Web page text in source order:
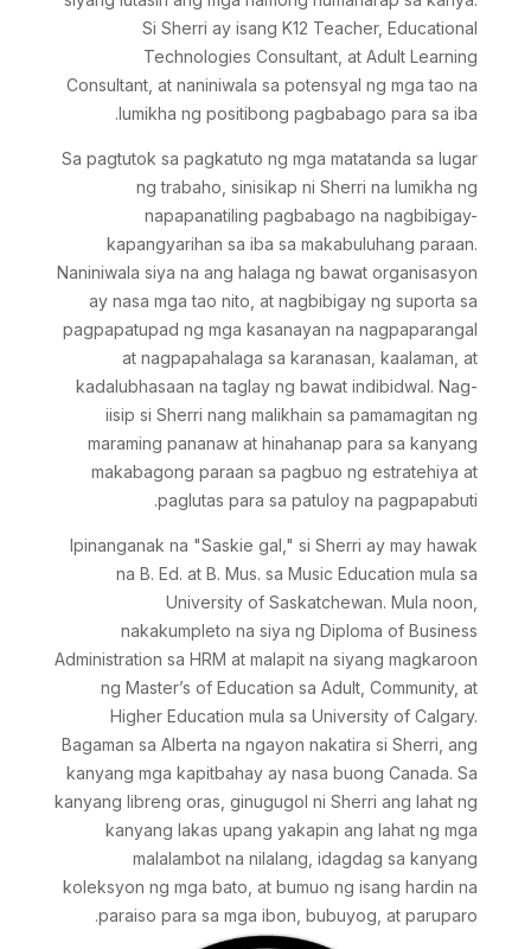
Si Sherri ay isang K12 Teacher, Educational
Technologies Consultant, at Adult Learning
Consultant, at naniniwala sa potensyal ng mga tao na
lumikha ng positibong pagbabago para sa iba.
Sa pagtutok sa pagkatuto ng mga matatanda sa lugar
ng trabaho, sinisikap ni Sherri na lumikha ng
napapanatiling pagbabago na nagbibigay-
kapangyarihan sa iba sa makabuluhang paraan.
Naniniwala siya na ang halaga ng bawat organisasyon
ay nasa mga tao nito, at nagbibigay ng suporta sa
pagpapatupad ng mga kasanayan na nagpaparangal
at nagpapahalaga sa karanasan, kaalaman, at
kadalubhasaan na taglay ng bawat indibidwal. Nag-
iisip si Sherri nang malikhain sa pamamagitan ng
maraming pananaw at hinahanap para sa kanyang
makabagong paraan sa pagbuo ng estratehiya at
paglutas para sa patuloy na pagpapabuti.
Ipinanganak na "Saskie gal," si Sherri ay may hawak
na B. Ed. at B. Mus. sa Music Education mula sa
University of Saskatchewan. Mula noon,
nakakumpleto na siya ng Diploma of Business
Administration sa HRM at malapit na siyang magkaroon
ng Master’s of Education sa Adult, Community, at
Higher Education mula sa University of Calgary.
Bagaman sa Alberta na ngayon nakatira si Sherri, ang
kanyang mga kapitbahay ay nasa buong Canada. Sa
kanyang libreng oras, ginugugol ni Sherri ang lahat ng
kanyang lakas upang yakapin ang lahat ng mga
malalambot na nilalang, idagdag sa kanyang
koleksyon ng mga bato, at bumuo ng isang hardin na
paraiso para sa mga ibon, bubuyog, at paruparo.